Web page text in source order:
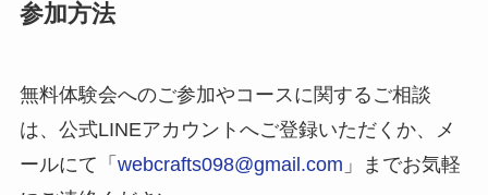
参加方法
無料体験会へのご参加やコースに関するご相談
は、公式LINEアカウントへご登録いただくか、メ
ールにて「 webcrafts098@gmail.com 」までお気軽